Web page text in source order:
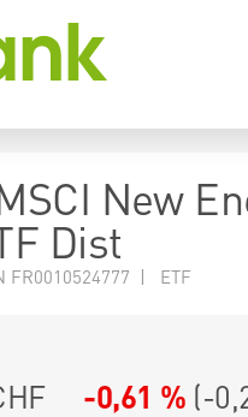
New
Dist
FR0010524777 | ETF
-0,61 % (-